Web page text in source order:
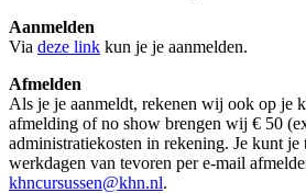
Aanmelden
Via deze link kun je je aanmelden.
Afmelden
Als je je aanmeldt, rekenen wij ook op je
afmelding of no show brengen wij € 50
administratiekosten in rekening. Je kunt
werkdagen van tevoren per e-mail
khncursussen@khn.nl.